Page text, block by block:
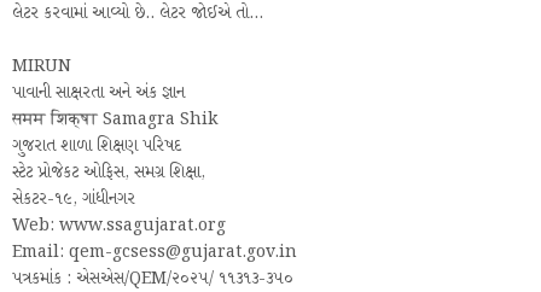
લેટર કરવામાં આવ્યો છે.. લેટર જોઈએ તો...
MIRUN
પાવાની સાક્ષરતા અને અંક જ્ઞાન
समम शिक्षा Samagra Shik
ગુજરાત શાળા શિક્ષણ પરિષદ
સ્ટેટ પ્રોજેકટ ઓફિસ, સમગ્ર શિક્ષા,
સેકટર-૧૯, ગાંધીનગર
Web: www.ssagujarat.org
Email: qem-gcsess@gujarat.gov.in
પત્રકમાંક : એસએસ/QEM/૨૦૨૫/ ૧૧૩૧૩-૩૫૦